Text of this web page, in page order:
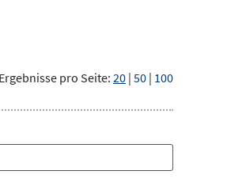
Ergebnisse pro Seite: 20 | 50 | 100